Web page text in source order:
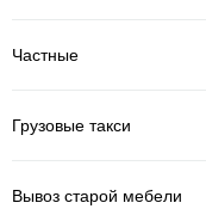
Частные
Грузовые такси
Вывоз старой мебели